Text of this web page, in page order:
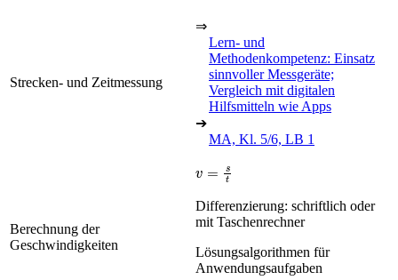
Strecken- und Zeitmessung
⇒
Lern- und
Methodenkompetenz: Einsatz
sinnvoller Messgeräte;
Vergleich mit digitalen
Hilfsmitteln wie Apps
➔
MA, Kl. 5/6, LB 1
Berechnung der
Geschwindigkeiten
Differenzierung: schriftlich oder
mit Taschenrechner
Lösungsalgorithmen für
Anwendungsaufgaben